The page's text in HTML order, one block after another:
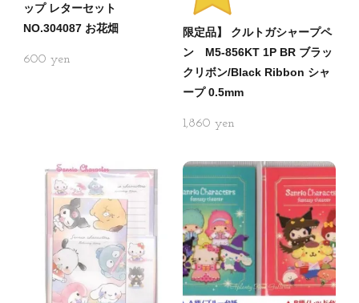
ップ レターセット
NO.304087 お花畑
600
限定品】 クルトガシャープペ
ン M5-856KT 1P BR ブラッ
クリボン/Black Ribbon シャ
ープ 0.5mm
1,860